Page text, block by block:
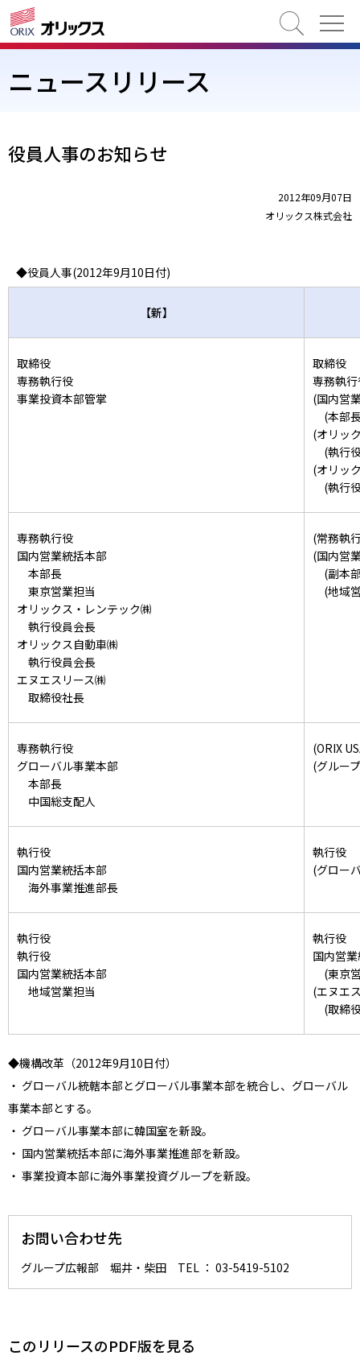
検索
ニュースリリース
役員人事のお知らせ
2012年09月07日
オリックス株式会社
◆役員人事(2012年9月10日付)
【新】
取締役
専務執行役
事業投資本部管掌
取締役
専務執
(国内営
(本部
(オリッ
(執行
(オリッ
(執行
専務執行役
国内営業統括本部
本部長
東京営業担当
オリックス・レンテック㈱
執行役員会長
オリックス自動車㈱
執行役員会長
エヌエスリース㈱
取締役社長
(常務執
(国内営
(副本
(地域
専務執行役
グローバル事業本部
本部長
中国総支配人
(ORIX
(グルー
執行役
国内営業統括本部
海外事業推進部長
執行役
(グロー
執行役
執行役
国内営業統括本部
地域営業担当
執行役
国内営
(東京
(エヌエ
(取締
◆機構改革（2012年9月10日付）
・ グローバル統轄本部とグローバル事業本部を統合し、グローバル
事業本部とする。
・ グローバル事業本部に韓国室を新設。
・ 国内営業統括本部に海外事業推進部を新設。
・ 事業投資本部に海外事業投資グループを新設。
お問い合わせ先
グループ広報部 堀井・柴田 TEL ： 03-5419-5102
このリリースのPDF版を見る